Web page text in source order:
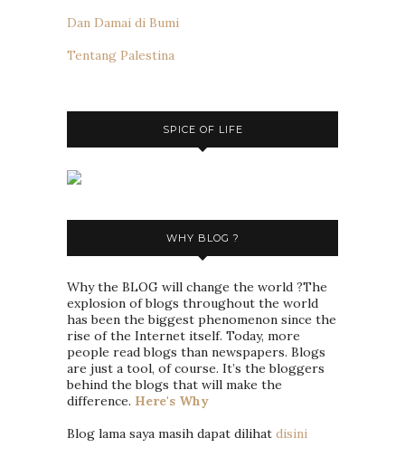
Dan Damai di Bumi
Tentang Palestina
SPICE OF LIFE
WHY BLOG ?
Why the BLOG will change the world ?The
explosion of blogs throughout the world
has been the biggest phenomenon since the
rise of the Internet itself. Today, more
people read blogs than newspapers. Blogs
are just a tool, of course. It’s the bloggers
behind the blogs that will make the
difference. Here's Why
Blog lama saya masih dapat dilihat disini